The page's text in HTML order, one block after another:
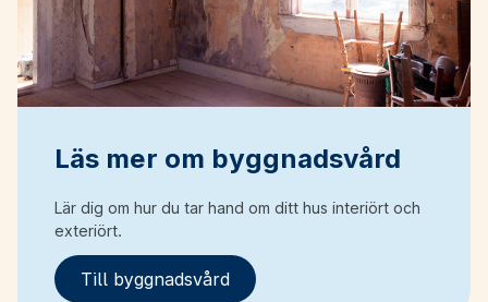
Läs mer om byggnadsvård
Lär dig om hur du tar hand om ditt hus interiört och
exteriört.
Till byggnadsvård